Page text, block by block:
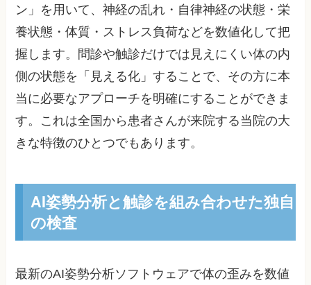
ン」を用いて、神経の乱れ・自律神経の状態・栄
養状態・体質・ストレス負荷などを数値化して把
握します。問診や触診だけでは見えにくい体の内
側の状態を「見える化」することで、その方に本
当に必要なアプローチを明確にすることができま
す。これは全国から患者さんが来院する当院の大
きな特徴のひとつでもあります。
AI姿勢分析と触診を組み合わせた独自
の検査
最新のAI姿勢分析ソフトウェアで体の歪みを数値